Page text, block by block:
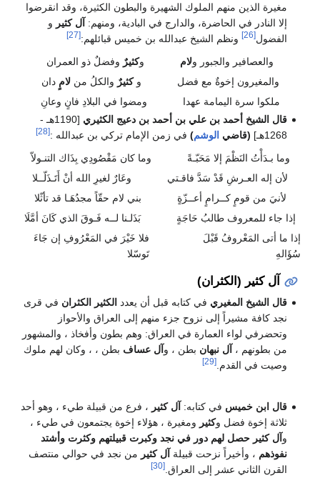
مغيرة الذين منهم الملوك الشهيرة والبطون الكثيرة، وقد انقرضوا
إلا النادر في الحاضرة، والدارج في البادية، ومنهم: آل كثير و
الفضول[26] ونظم الشيخ عبدالله بن خميس قبائلهم:[27]
والعصافير والجبور ولام وكثيرٌ وفضلٌ ذو العمران
والمغيرون إخوةٌ مع فضل
وكثيرٌ والكلُ منلامٍ دان
ملكوا سرة اليمامة عهدا
ومضوا في البلادِ فانٍ وعانِ
قال الشيخ أحمد بن علي بن أحمد بن دعيج الكثيري
[1190هـ -
1268هـ]
(قاضي الوشم) في زمن الإمام تركي بن عبدالله :[28]
وما بـدَأْتُ النَظْمَ إلا مَحَبّـةً
وما كان مَقْصُودِي بِذَاك التنـولاّ
لأن إله العـرشِ قَدْ سَدَّ فاقـتي
وعَارٌ لغيرِ الله أنْ أَتَـذَلّــلا
لأنيَ من قومٍ كــرامٍ أعــزّةٍ
بني لام حقّاً مجدُهَـا قد تأثّلا
إذا جاء للمعروف طالبُ حَاجَةٍ
بَذَلـنا لــه فَـوقَ الذي كَانَ أمَّلَا
إذا ما أتى المَعْروفُ قَبْلَ
سُؤَالهِ
فلا خَيْرَ في المَعْرُوفِ إن جَاءَ
تَوسّلا
آل كثير (الكثران)
قال الشيخ المغيري في كتابه قبل أن يعدد الكثير الكثران في قرى
نجد كافة مشيراً إلى نزوح جزء منهم إلى العراق والأحواز
وتحضرفي لواء العمارة في العراق: وهم بطون وأفخاذ ، والمشهور
من بطونهم ، آل نبهان بطن ، و آل عساف بطن ، ، وكان لهم ملوك
وصيت في القدم.[29]
قال ابن خميس في كتابه: آل كثير ، فرع من قبيلة طيء ، وهو أحد
ثلاثة إخوة فضل وكثير ومغيرة ، هؤلاء إخوة يجتمعون في طيء ،
و آل كثير حصل لهم دور في نجد وكبرت قبيلتهم وكثرت وأشتد
نفوذهم ، وأخيراً نزحت قبيلة آل كثير من نجد في حوالي منتصف
القرن الثاني عشر إلى العراق.[30]